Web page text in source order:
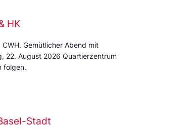
HK
Gemütlicher Abend mit
22. August 2026 Quartierzentrum
folgen.
Stadt